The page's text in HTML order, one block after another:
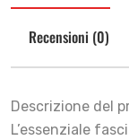
Recensioni (0)
Descrizione del
L’essenziale